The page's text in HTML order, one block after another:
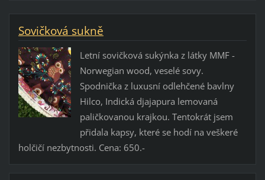
Sovičková sukně
Letní sovičková sukýnka z látky MMF -
Norwegian wood, veselé sovy.
Spodnička z luxusní odlehčené bavlny
Hilco, Indická djajapura lemovaná
paličkovanou krajkou. Tentokrát jsem
přidala kapsy, které se hodí na veškeré
holčičí nezbytnosti. Cena: 650.-